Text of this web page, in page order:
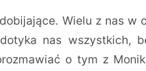
Wielu z nas w
nas wszystkich,
o tym z